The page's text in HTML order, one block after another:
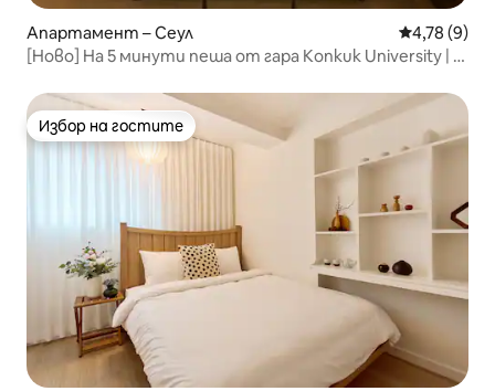
Апартамент – Сеул Средна
4,78 (9)
[Ново] На 5 минути пеша от гара Konkuk University | 1
настаняване
Избор на гостите
Избор на гостите